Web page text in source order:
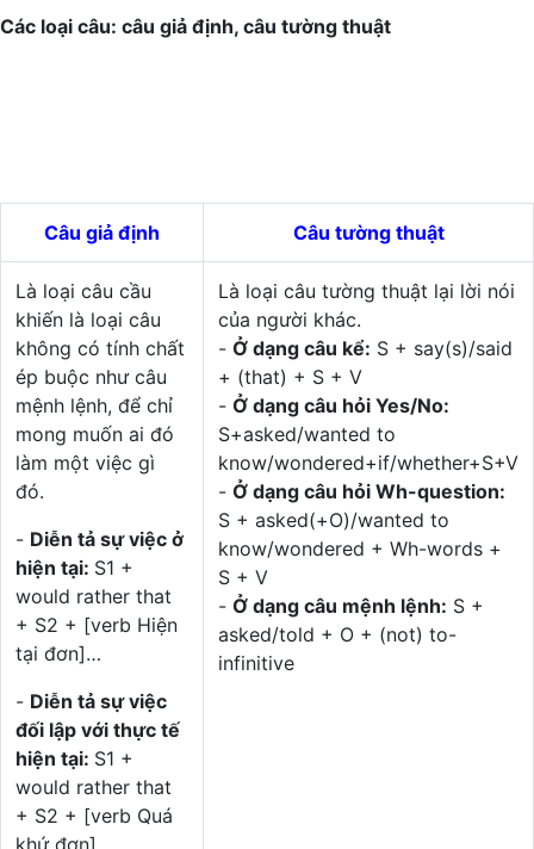
Các loại câu: câu giả định, câu tường thuật
Câu giả định Câu tường thuật
Là loại câu cầu
khiến là loại câu
không có tính chất
ép buộc như câu
mệnh lệnh, để chỉ
mong muốn ai đó
làm một việc gì
đó.
- Diễn tả sự việc ở
hiện tại: S1 +
would rather that
+ S2 + [verb Hiện
tại đơn]…
- Diễn tả sự việc
đối lập với thực tế
hiện tại: S1 +
would rather that
+ S2 + [verb Quá
khứ đơn]…
Là loại câu tường thuật lại lời nói
của người khác.
- Ở dạng câu kể: S + say(s)/said
+ (that) + S + V
- Ở dạng câu hỏi Yes/No:
S+asked/wanted to
know/wondered+if/whether+S+V
- Ở dạng câu hỏi Wh-question:
S + asked(+O)/wanted to
know/wondered + Wh-words +
S + V
- Ở dạng câu mệnh lệnh: S +
asked/told + O + (not) to-
infinitive